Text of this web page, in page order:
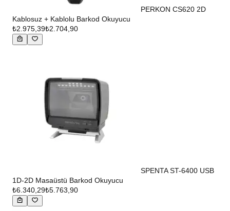
PERKON CS620 2D
Kablosuz + Kablolu Barkod Okuyucu
₺2.975,39₺2.704,90
SPENTA ST-6400 USB
1D-2D Masaüstü Barkod Okuyucu
₺6.340,29₺5.763,90